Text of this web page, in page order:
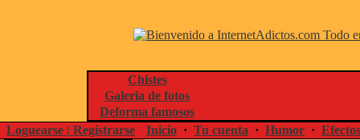
Chistes
Galeria de fotos
Deforma famosos
Loguearse | Registrarse
Inicio · Tu cuenta · Humor ·